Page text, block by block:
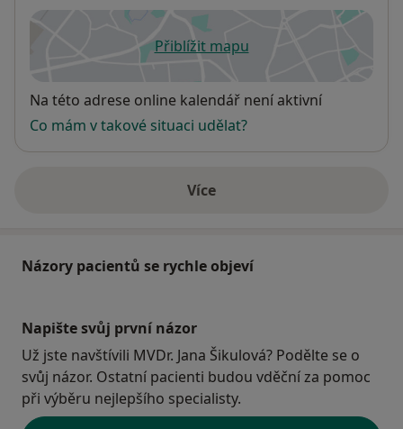
Přiblížit mapuse otevře v nové záložce
Dostupnost
Na této adrese online kalendář není aktivní
Co mám v takové situaci udělat?
Víceo adrese
Názory pacientů se rychle objeví
Napište svůj první názor
Už jste navštívili MVDr. Jana Šikulová? Podělte se o
svůj názor. Ostatní pacienti budou vděční za pomoc
při výběru nejlepšího specialisty.